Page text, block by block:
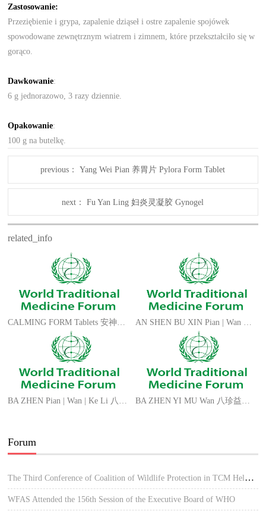
Zastosowanie:
Przeziębienie i grypa, zapalenie dziąseł i ostre zapalenie spojówek
spowodowane zewnętrznym wiatrem i zimnem, które przekształciło się w
gorąco.
Dawkowanie:
6 g jednorazowo, 3 razy dziennie.
Opakowanie:
100 g na butelkę.
previous： Yang Wei Pian 养胃片 Pylora Form Tablet
next： Fu Yan Ling 妇炎灵凝胶 Gynogel
related_info
CALMING FORM Tablets 安神补脑片 AN SHEN BU NAO Pian AN SHEN BU XIN Pian | Wan 安神补心片/丸 PEACE FORM Tablets | Pills CN
BA ZHEN Pian | Wan | Ke Li 八珍片/丸/颗粒 ANGEL EIGHT FORM Tablets | Pills | Granules BA ZHEN YI MU Wan 八珍益母丸 MOTHERWORT FORM Pills
Forum
The Third Conference of Coalition of Wildlife Protection in TCM Held in Hue, Vietnam
WFAS Attended the 156th Session of the Executive Board of WHO